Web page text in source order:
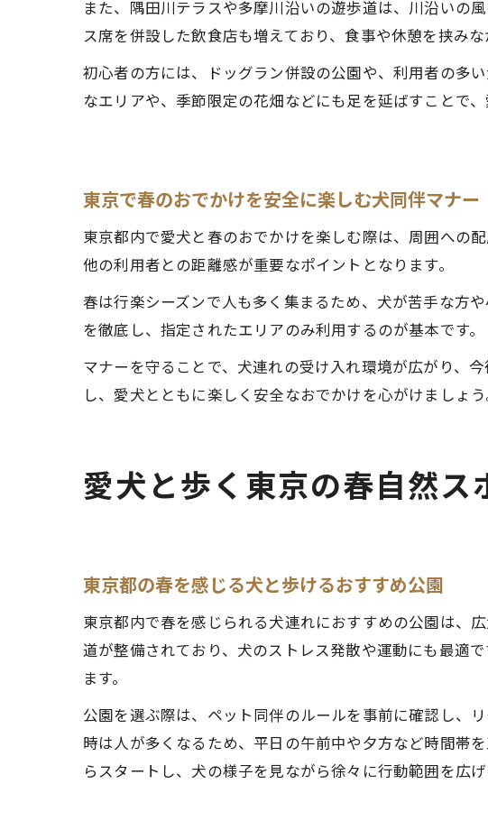
また、隅田川テラスや多摩川沿いの遊歩道は、川沿いの
ス席を併設した飲食店も増えており、食事や休憩を挟み
初心者の方には、ドッグラン併設の公園や、利用者の多
なエリアや、季節限定の花畑などにも足を延ばすことで
東京で春のおでかけを安全に楽しむ犬同伴マナー
東京都内で愛犬と春のおでかけを楽しむ際は、周囲への
他の利用者との距離感が重要なポイントとなります。
春は行楽シーズンで人も多く集まるため、犬が苦手な方
を徹底し、指定されたエリアのみ利用するのが基本です。
マナーを守ることで、犬連れの受け入れ環境が広がり、
し、愛犬とともに楽しく安全なおでかけを心がけましょう
愛犬と歩く東京の春自然ス
東京都の春を感じる犬と歩けるおすすめ公園
東京都内で春を感じられる犬連れにおすすめの公園は、
道が整備されており、犬のストレス発散や運動にも最適
ます。
公園を選ぶ際は、ペット同伴のルールを事前に確認し、
時は人が多くなるため、平日の午前中や夕方など時間帯
らスタートし、犬の様子を見ながら徐々に行動範囲を広げ